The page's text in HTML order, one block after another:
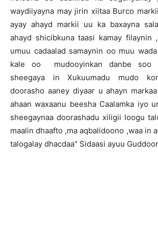
waydiiyayna may jirin xiitaa Burco
ayay ahayd markii uu ka baxayna
ahayd shicibkuna taasi kamay filaynin
umuu cadaalad samaynin oo muu
kale oo mudooyinkan danbe soo
sheegaya in Xukuumadu mudo
doorasho aaney diyaar u ahayn
ahaan waxaanu beesha Caalamka iyo
sheegaynaa doorashadu xiligii loogu
maalin dhaafto ,ma aqbalidoono ,waa in
talogalay dhacdaa" Sidaasi ayuu